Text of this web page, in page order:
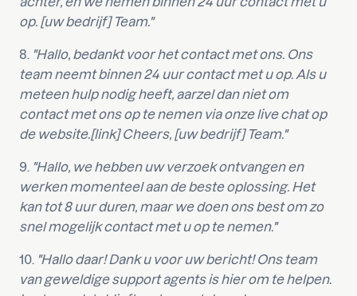
op. [uw bedrijf] Team."
8. "Hallo, bedankt voor het contact met ons. Ons
team neemt binnen 24 uur contact met u op. Als u
meteen hulp nodig heeft, aarzel dan niet om
contact met ons op te nemen via onze live chat op
de website.[link] Cheers, [uw bedrijf] Team."
9. "Hallo, we hebben uw verzoek ontvangen en
werken momenteel aan de beste oplossing. Het
kan tot 8 uur duren, maar we doen ons best om zo
snel mogelijk contact met u op te nemen."
10. "Hallo daar! Dank u voor uw bericht! Ons team
van geweldige support agents is hier om te helpen.